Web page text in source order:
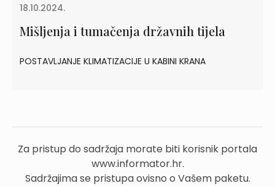
18.10.2024.
Mišljenja i tumačenja državnih tijela
POSTAVLJANJE KLIMATIZACIJE U KABINI KRANA
Za pristup do sadržaja morate biti korisnik portala
www.informator.hr.
Sadržajima se pristupa ovisno o Vašem paketu.